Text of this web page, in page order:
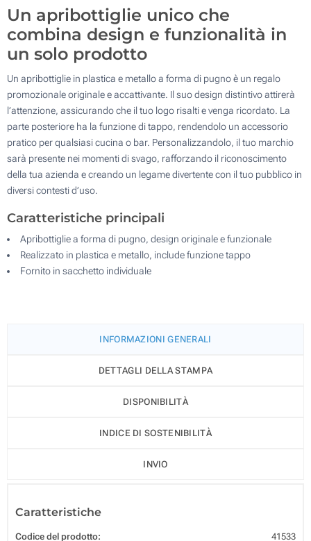
Un apribottiglie unico che
combina design e funzionalità in
un solo prodotto
Un apribottiglie in plastica e metallo a forma di pugno è un regalo
promozionale originale e accattivante. Il suo design distintivo attirerà
l’attenzione, assicurando che il tuo logo risalti e venga ricordato. La
parte posteriore ha la funzione di tappo, rendendolo un accessorio
pratico per qualsiasi cucina o bar. Personalizzandolo, il tuo marchio
sarà presente nei momenti di svago, rafforzando il riconoscimento
della tua azienda e creando un legame divertente con il tuo pubblico in
diversi contesti d’uso.
Caratteristiche principali
Apribottiglie a forma di pugno, design originale e funzionale
Realizzato in plastica e metallo, include funzione tappo
Fornito in sacchetto individuale
INFORMAZIONI GENERALI
DETTAGLI DELLA STAMPA
DISPONIBILITÀ
INDICE DI SOSTENIBILITÀ
INVIO
Caratteristiche
Codice del prodotto: 41533